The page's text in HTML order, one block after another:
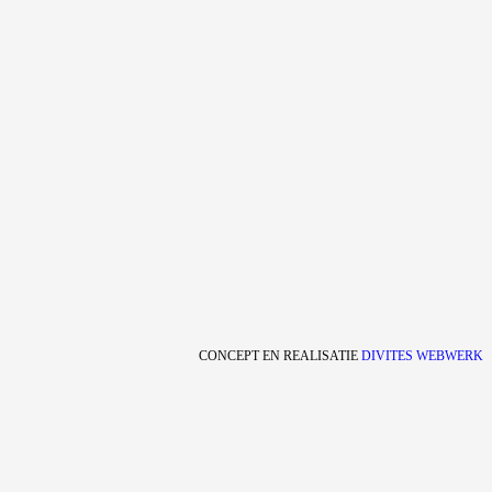
CONCEPT EN REALISATIE DIVITES WEBWERK